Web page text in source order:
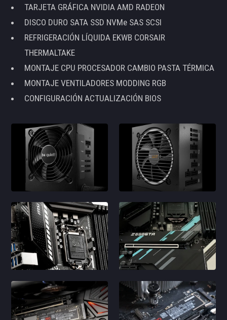
TARJETA GRÁFICA NVIDIA AMD RADEON
DISCO DURO SATA SSD NVMe SAS SCSI
REFRIGERACIÓN LÍQUIDA EKWB CORSAIR
THERMALTAKE
MONTAJE CPU PROCESADOR CAMBIO PASTA TÉRMICA
MONTAJE VENTILADORES MODDING RGB
CONFIGURACIÓN ACTUALIZACIÓN BIOS